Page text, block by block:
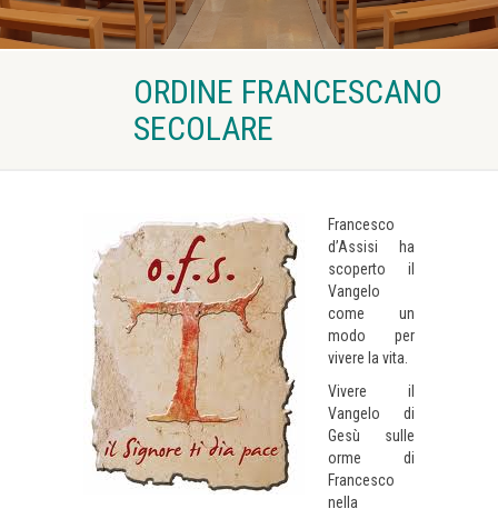
ORDINE FRANCESCANO
SECOLARE
Francesco
d’Assisi ha
scoperto il
Vangelo
come un
modo per
vivere la vita.
Vivere il
Vangelo di
Gesù sulle
orme di
Francesco
nella